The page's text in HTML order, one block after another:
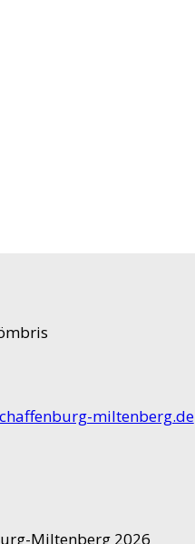
miltenberg.de
Miltenberg 2026